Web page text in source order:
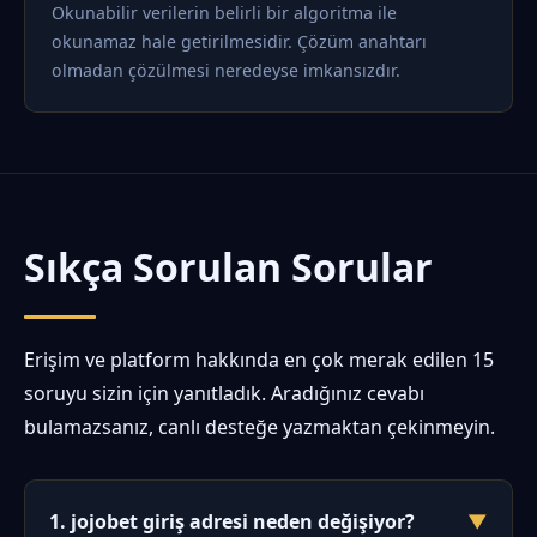
Okunabilir verilerin belirli bir algoritma ile
okunamaz hale getirilmesidir. Çözüm anahtarı
olmadan çözülmesi neredeyse imkansızdır.
Sıkça Sorulan Sorular
Erişim ve platform hakkında en çok merak edilen 15
soruyu sizin için yanıtladık. Aradığınız cevabı
bulamazsanız, canlı desteğe yazmaktan çekinmeyin.
1. jojobet giriş adresi neden değişiyor? ▼